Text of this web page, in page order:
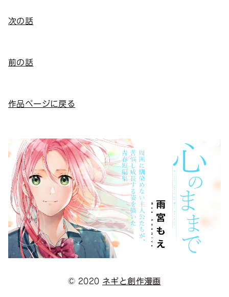
次の話
前の話
作品ページに戻る
© 2020 ネギと創作漫画